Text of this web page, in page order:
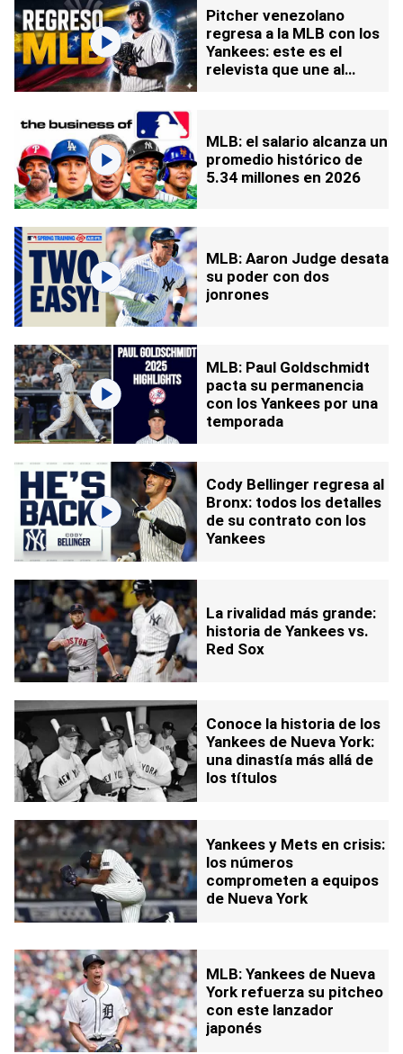
Pitcher venezolano
regresa a la MLB con los
Yankees: este es el
relevista que une al
MLB: el salario alcanza un
promedio histórico de
5.34 millones en 2026
MLB: Aaron Judge desata
su poder con dos
jonrones
MLB: Paul Goldschmidt
pacta su permanencia
con los Yankees por una
temporada
Cody Bellinger regresa al
Bronx: todos los detalles
de su contrato con los
Yankees
La rivalidad más grande:
historia de Yankees vs.
Red Sox
Conoce la historia de los
Yankees de Nueva York:
una dinastía más allá de
los títulos
Yankees y Mets en crisis:
los números
comprometen a equipos
de Nueva York
MLB: Yankees de Nueva
York refuerza su pitcheo
con este lanzador
japonés